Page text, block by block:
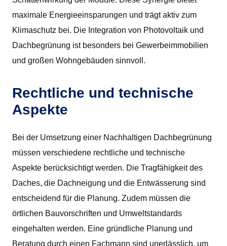
maximale Energieeinsparungen und trägt aktiv zum
Klimaschutz bei. Die Integration von Photovoltaik und
Dachbegrünung ist besonders bei Gewerbeimmobilien
und großen Wohngebäuden sinnvoll.
Rechtliche und technische
Aspekte
Bei der Umsetzung einer Nachhaltigen Dachbegrünung
müssen verschiedene rechtliche und technische
Aspekte berücksichtigt werden. Die Tragfähigkeit des
Daches, die Dachneigung und die Entwässerung sind
entscheidend für die Planung. Zudem müssen die
örtlichen Bauvorschriften und Umweltstandards
eingehalten werden. Eine gründliche Planung und
Beratung durch einen Fachmann sind unerlässlich, um